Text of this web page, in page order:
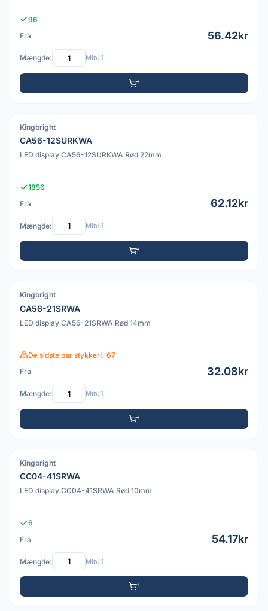
96
Fra
56.42kr
Mængde: Min: 1
PDF
Kingbright
CA56-12SURKWA
LED display CA56-12SURKWA Rød 22mm
1856
Fra
62.12kr
Mængde: Min: 1
PDF
Kingbright
CA56-21SRWA
LED display CA56-21SRWA Rød 14mm
De sidste par stykker!: 67
Fra
32.08kr
Mængde: Min: 1
PDF
Kingbright
CC04-41SRWA
LED display CC04-41SRWA Rød 10mm
6
Fra
54.17kr
Mængde: Min: 1